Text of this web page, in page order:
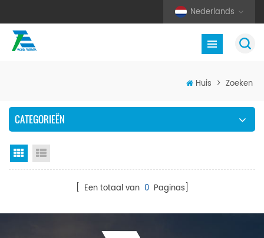
Nederlands
Huis > Zoeken
CATEGORIEËN
Rasterweergave
[ Een totaal van 0Paginas]